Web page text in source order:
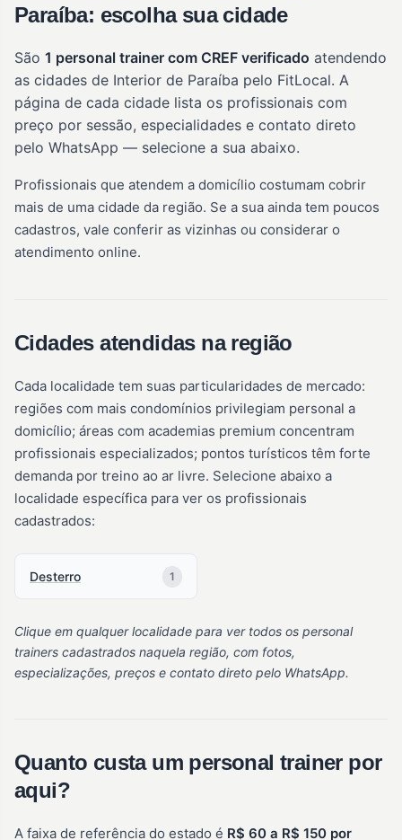
Paraíba: escolha sua cidade
São 1 personal trainer com CREF verificado atendendo
as cidades de Interior de Paraíba pelo FitLocal. A
página de cada cidade lista os profissionais com
preço por sessão, especialidades e contato direto
pelo WhatsApp — selecione a sua abaixo.
Profissionais que atendem a domicílio costumam cobrir
mais de uma cidade da região. Se a sua ainda tem poucos
cadastros, vale conferir as vizinhas ou considerar o
atendimento online.
Cidades atendidas na região
Cada localidade tem suas particularidades de mercado:
regiões com mais condomínios privilegiam personal a
domicílio; áreas com academias premium concentram
profissionais especializados; pontos turísticos têm forte
demanda por treino ao ar livre. Selecione abaixo a
localidade específica para ver os profissionais
cadastrados:
Desterro 1
Clique em qualquer localidade para ver todos os personal
trainers cadastrados naquela região, com fotos,
especializações, preços e contato direto pelo WhatsApp.
Quanto custa um personal trainer por
aqui?
A faixa de referência do estado é R$ 60 a R$ 150 por